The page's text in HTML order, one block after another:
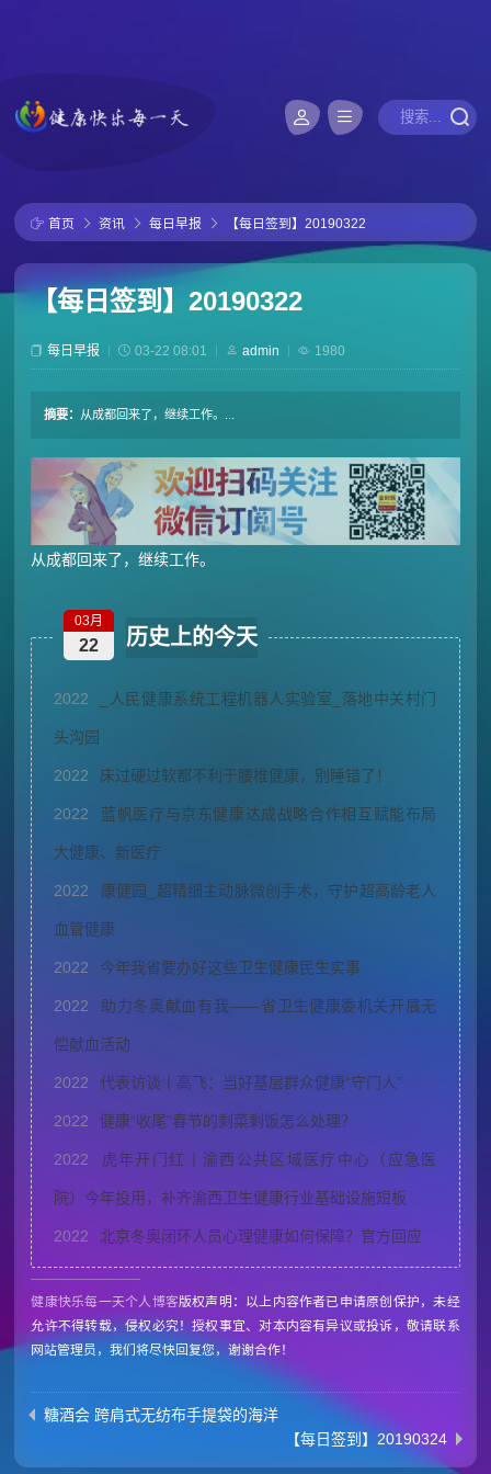
首页 资讯 每日早报 【每日签到】20190322
【每日签到】20190322
每日早报 03-22 08:01 admin 1980
摘要： 从成都回来了，继续工作。...
从成都回来了，继续工作。
历史上的今天
03月
22
2022 _人民健康系统工程机器人实验室_落地中关村门
头沟园
2022 床过硬过软都不利于腰椎健康，别睡错了！
2022 蓝帆医疗与京东健康达成战略合作相互赋能布局
大健康、新医疗
2022 康健园_超精细主动脉微创手术，守护超高龄老人
血管健康
2022 今年我省要办好这些卫生健康民生实事
2022 助力冬奥献血有我——省卫生健康委机关开展无
偿献血活动
2022 代表访谈丨高飞：当好基层群众健康“守门人”
2022 健康“收尾”春节的剩菜剩饭怎么处理？
2022 虎年开门红丨渝西公共区域医疗中心（应急医
院）今年投用，补齐渝西卫生健康行业基础设施短板
2022 北京冬奥闭环人员心理健康如何保障？官方回应
健康快乐每一天个人博客版权声明：以上内容作者已申请原创保护，未经
允许不得转载，侵权必究！授权事宜、对本内容有异议或投诉，敬请联系
网站管理员，我们将尽快回复您，谢谢合作！
糖酒会 跨肩式无纺布手提袋的海洋
【每日签到】20190324